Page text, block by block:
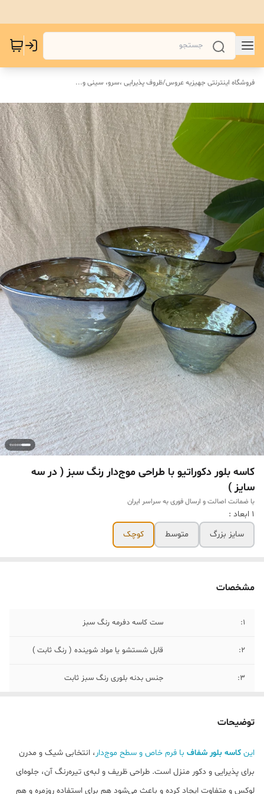
فروشگاه اینترنتی جهیزیه عروس/ظروف پذیرایی ،سرو، سینی و‌...
کاسه بلور دکوراتیو با طراحی موج‌دار رنگ سبز ( در سه
سایز )
با ضمانت اصالت و ارسال فوری به سراسر ایران
1 ابعاد :
سایز بزرگ
متوسط کوچک
مشخصات
۱: ست کاسه دفرمه رنگ سبز
۲: قابل شستشو یا مواد شوینده ( رنگ ثابت )
۳: جنس بدنه بلوری رنگ سبز ثابت
۵:
عمق ۱۵ سانت)
۶:
ابعاد کاسه کوچک( عرض ۱۷ سانت و طول ۱۵
توضیحات
این کاسه بلور شفاف با فرم خاص و سطح موج‌دار، انتخابی شیک و مدرن
برای پذیرایی و دکور منزل است. طراحی ظریف و لبه‌ی تیره‌رنگ آن، جلوه‌ای
لوکس و متفاوت ایجاد کرده و باعث می‌شود هم برای استفاده روزمره و هم